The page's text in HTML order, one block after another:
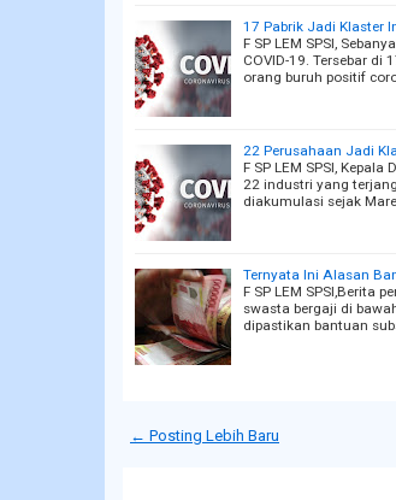
17 Pabrik Jadi Klaster
F SP LEM SPSI,
COVID-19. Tersebar di
orang buruh positif
22 Perusahaan Jadi
F SP LEM SPSI,
22 industri yang
diakumulasi sejak
Ternyata Ini Alasan
F SP LEM SPSI,Berita
swasta bergaji di
dipastikan bantuan
← Posting Lebih Baru